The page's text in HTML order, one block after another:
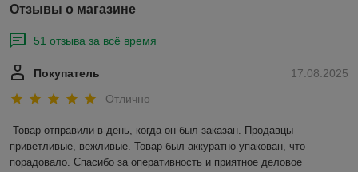
Отзывы о магазине
51 отзыва за всё время
17.08.2025
Покупатель
Отлично
Товар отправили в день, когда он был заказан. Продавцы
приветливые, вежливые. Товар был аккуратно упакован, что
порадовало. Спасибо за оперативность и приятное деловое